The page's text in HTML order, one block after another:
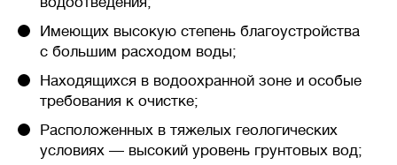
Имеющих высокую степень благоустройства
с большим расходом воды;
Находящихся в водоохранной зоне и особые
требования к очистке;
Расположенных в тяжелых геологических
условиях — высокий уровень грунтовых вод;